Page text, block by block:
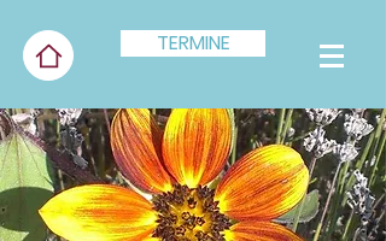
TERMINE